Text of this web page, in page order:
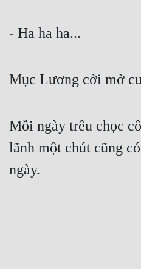
- Ha ha ha...
Mục Lương cởi mở
Mỗi ngày trêu chọc
lãnh một chút cũng
ngày.